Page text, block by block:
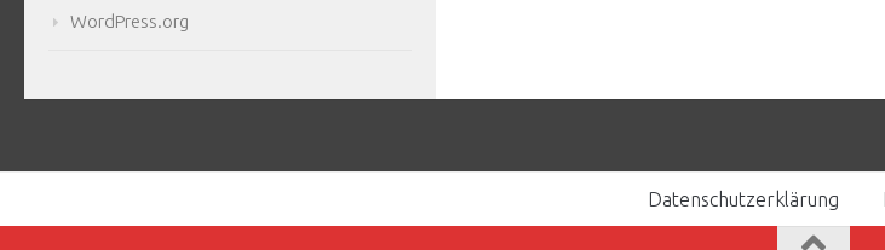
WordPress.org
Datenschutzerklärung